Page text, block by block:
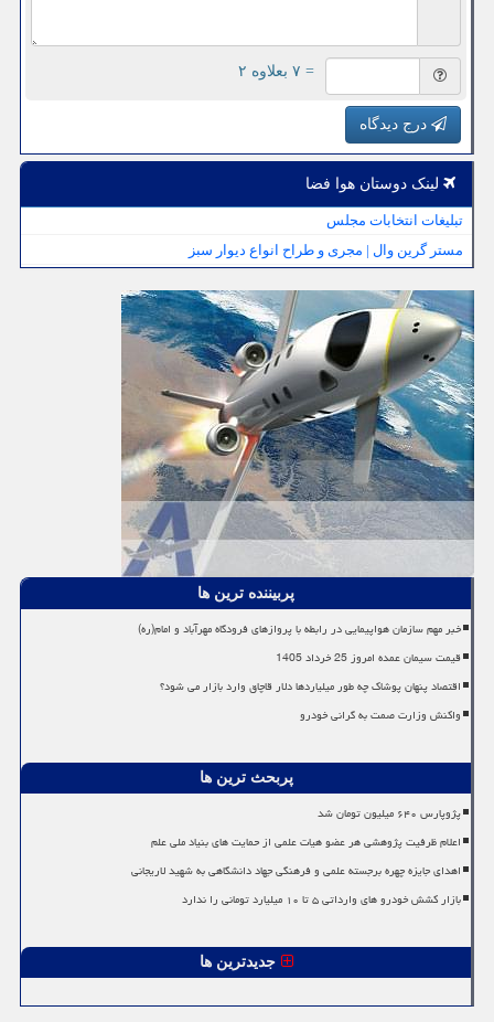
= ۷ بعلاوه ۲
درج دیدگاه
لینک دوستان هوا فضا
تبلیغات انتخابات مجلس
مستر گرین وال | مجری و طراح انواع دیوار سبز
پربیننده ترین ها
خبر مهم سازمان هواپیمایی در رابطه با پروازهای فرودگاه مهرآباد و امام(ره)
قیمت سیمان عمده امروز 25 خرداد 1405
اقتصاد پنهان پوشاک چه طور میلیاردها دلار قاچاق وارد بازار می شود؟
واکنش وزارت صمت به گرانی خودرو
پربحث ترین ها
پژوپارس ۶۴۰ میلیون تومان شد
اعلام ظرفیت پژوهشی هر عضو هیات علمی از حمایت های بنیاد ملی علم
اهدای جایزه چهره برجسته علمی و فرهنگی جهاد دانشگاهی به شهید لاریجانی
بازار کشش خودرو های وارداتی ۵ تا ۱۰ میلیارد تومانی را ندارد
جدیدترین ها